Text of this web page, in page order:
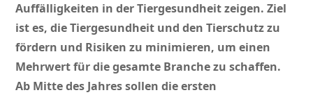
Auffälligkeiten in der Tiergesundheit zeigen. Ziel
ist es, die Tiergesundheit und den Tierschutz zu
fördern und Risiken zu minimieren, um einen
Mehrwert für die gesamte Branche zu schaffen.
Ab Mitte des Jahres sollen die ersten